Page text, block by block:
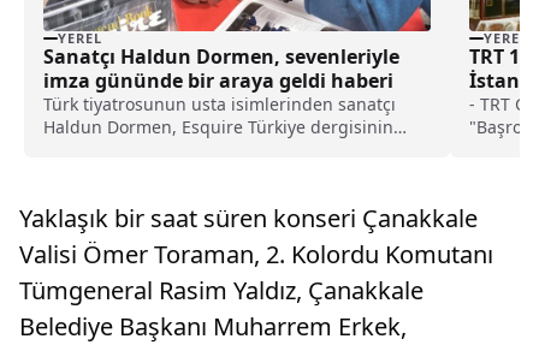
YEREL
Sanatçı Haldun Dormen, sevenleriyle
imza gününde bir araya geldi haberi
Türk tiyatrosunun usta isimlerinden sanatçı
Haldun Dormen, Esquire Türkiye dergisinin
geldi.Programda konuşan Dormen,...
YEREL
TRT
- TRT
"Başrol
Yaklaşık bir saat süren konseri Çanakkale
Valisi Ömer Toraman, 2. Kolordu Komutanı
Tümgeneral Rasim Yaldız, Çanakkale
Belediye Başkanı Muharrem Erkek,